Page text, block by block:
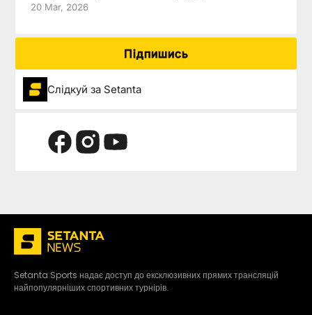
20 Mar, 2026
Підпишись
Слідкуй за Setanta
Setanta Sports надає доступ до ексклюзивних прямих трансляцій
найпопулярніших спортивних турнірів.